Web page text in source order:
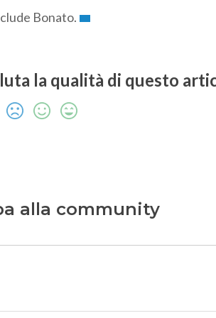
Bonato.
la qualità di questo
alla community